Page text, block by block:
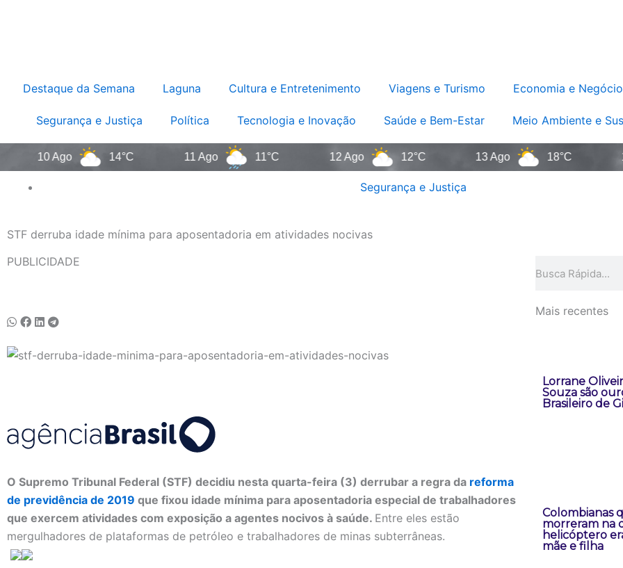
Destaque da Semana Laguna Cultura e Entretenimento Viagens e Turismo Economia e
Segurança e Justiça Política Tecnologia e Inovação Saúde e Bem-Estar Meio Ambiente e
10 Ago 14°C 11 Ago 11°C 12 Ago 12°C 13 Ago 18°C 14
Segurança e Justiça
STF derruba idade mínima para aposentadoria em atividades nocivas
PUBLICIDADE
O Supremo Tribunal Federal (STF) decidiu nesta quarta-feira (3) derrubar a regra da reforma
de previdência de 2019 que fixou idade mínima para aposentadoria especial de trabalhadores
que exercem atividades com exposição a agentes nocivos à saúde. Entre eles estão
mergulhadores de plataformas de petróleo e trabalhadores de minas subterrâneas.
Mais recentes
Lorrane
Souza são
Brasileiro de
Colombianas
morreram na
helicóptero
mãe e filha